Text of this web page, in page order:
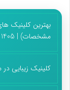
مشخصات) | 1405
کلینیک زیبایی در